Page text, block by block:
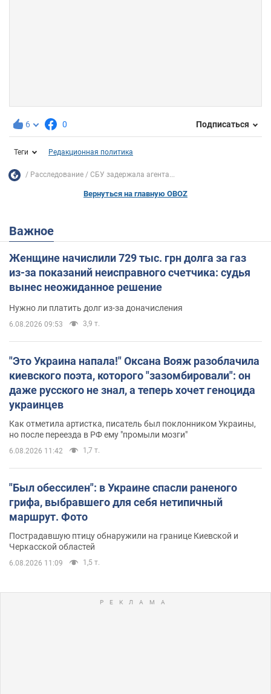
6 0 Подписаться
Теги Редакционная политика
Расследование СБУ задержала агента...
Вернуться на главную OBOZ
Важное
Женщине начислили 729 тыс. грн долга за газ
из-за показаний неисправного счетчика: судья
вынес неожиданное решение
Нужно ли платить долг из-за доначисления
6.08.2026 09:53 3,9 т.
"Это Украина напала!" Оксана Вояж разоблачила
киевского поэта, которого "зазомбировали": он
даже русского не знал, а теперь хочет геноцида
украинцев
Как отметила артистка, писатель был поклонником Украины,
но после переезда в РФ ему "промыли мозги"
6.08.2026 11:42 1,7 т.
"Был обессилен": в Украине спасли раненого
грифа, выбравшего для себя нетипичный
маршрут. Фото
Пострадавшую птицу обнаружили на границе Киевской и
Черкасской областей
6.08.2026 11:09 1,5 т.